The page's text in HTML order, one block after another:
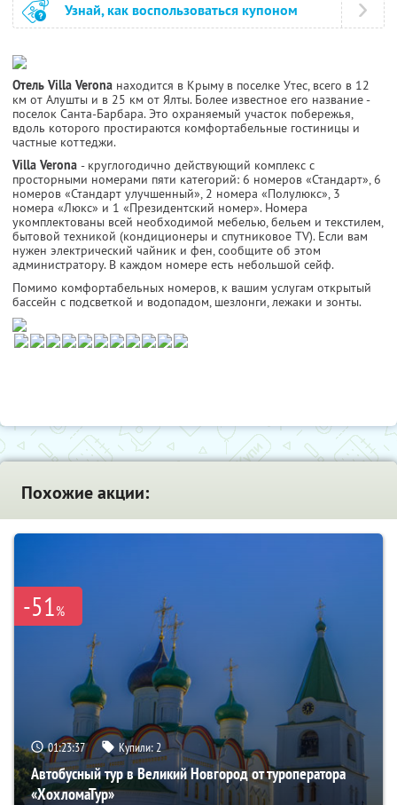
Узнай, как воспользоваться купоном
Отель Villa Verona находится в Крыму в поселке Утес, всего в 12
км от Алушты и в 25 км от Ялты. Более известное его название -
поселок Санта-Барбара. Это охраняемый участок побережья,
вдоль которого простираются комфортабельные гостиницы и
частные коттеджи.
Villa Verona - круглогодично действующий комплекс с
просторными номерами пяти категорий: 6 номеров «Стандарт», 6
номеров «Стандарт улучшенный», 2 номера «Полулюкс», 3
номера «Люкс» и 1 «Президентский номер». Номера
укомплектованы всей необходимой мебелью, бельем и текстилем,
бытовой техникой (кондиционеры и спутниковое TV). Если вам
нужен электрический чайник и фен, сообщите об этом
администратору. В каждом номере есть небольшой сейф.
Помимо комфортабельных номеров, к вашим услугам открытый
бассейн с подсветкой и водопадом, шезлонги, лежаки и зонты.
Похожие акции:
-51%
01:23:35 Купили:2
Автобусный тур в Великий Новгород от туроператора
«ХохломаТур»